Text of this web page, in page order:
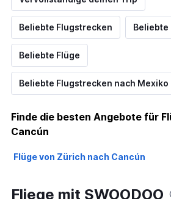
Beliebte Flugstrecken Beliebte
Beliebte Flüge
Beliebte Flugstrecken nach Mexiko
Finde die besten Angebote für
Cancún
Flüge von Zürich nach Cancún
Fliege mit SWOODOO